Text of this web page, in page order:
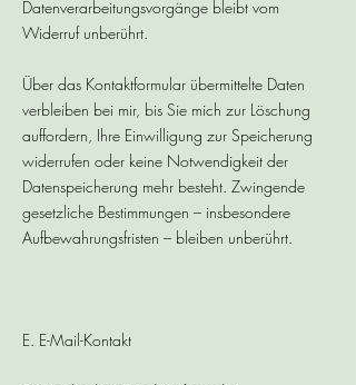
Datenverarbeitungsvorgänge bleibt vom
Widerruf unberührt.
Über das Kontaktformular übermittelte Daten
verbleiben bei mir, bis Sie mich zur Löschung
auffordern, Ihre Einwilligung zur Speicherung
widerrufen oder keine Notwendigkeit der
Datenspeicherung mehr besteht. Zwingende
gesetzliche Bestimmungen – insbesondere
Aufbewahrungsfristen – bleiben unberührt.
E. E-Mail-Kontakt